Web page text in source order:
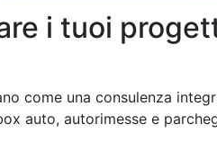
i tuoi
come una consulenza
auto, autorimesse e